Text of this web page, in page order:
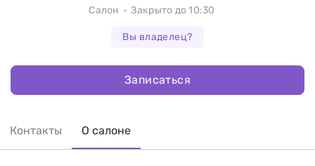
Салон Закрыто до 10:30
Вы владелец?
Записаться
Контакты О салоне